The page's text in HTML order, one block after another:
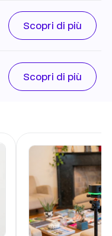
Scopri di più
Scopri di più